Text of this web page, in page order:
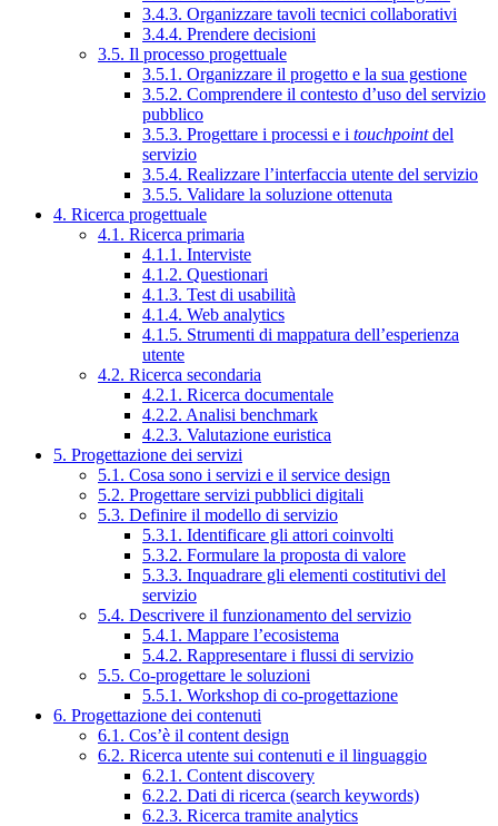
3.4.3. Organizzare tavoli tecnici collaborativi
3.4.4. Prendere decisioni
3.5. Il processo progettuale
3.5.1. Organizzare il progetto e la sua gestione
3.5.2. Comprendere il contesto d’uso del servizio
pubblico
3.5.3. Progettare i processi e i touchpointdel
servizio
3.5.4. Realizzare l’interfaccia utente del servizio
3.5.5. Validare la soluzione ottenuta
4. Ricerca progettuale
4.1. Ricerca primaria
4.1.1. Interviste
4.1.2. Questionari
4.1.3. Test di usabilità
4.1.4. Web analytics
4.1.5. Strumenti di mappatura dell’esperienza
utente
4.2. Ricerca secondaria
4.2.1. Ricerca documentale
4.2.2. Analisi benchmark
4.2.3. Valutazione euristica
5. Progettazione dei servizi
5.1. Cosa sono i servizi e il service design
5.2. Progettare servizi pubblici digitali
5.3. Definire il modello di servizio
5.3.1. Identificare gli attori coinvolti
5.3.2. Formulare la proposta di valore
5.3.3. Inquadrare gli elementi costitutivi del
servizio
5.4. Descrivere il funzionamento del servizio
5.4.1. Mappare l’ecosistema
5.4.2. Rappresentare i flussi di servizio
5.5. Co-progettare le soluzioni
5.5.1. Workshop di co-progettazione
6. Progettazione dei contenuti
6.1. Cos’è il content design
6.2. Ricerca utente sui contenuti e il linguaggio
6.2.1. Content discovery
6.2.2. Dati di ricerca (search keywords)
6.2.3. Ricerca tramite analytics